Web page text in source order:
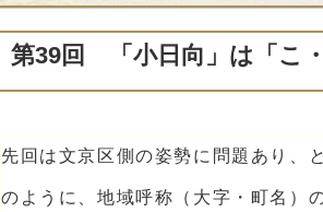
第39回 「小日向」は「こ
先回は文京区側の姿勢に問題あり、
のように、地域呼称（大字・町名）